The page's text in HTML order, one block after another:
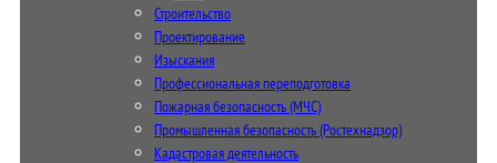
Строительство
Проектирование
Изыскания
Профессиональная переподготовка
Пожарная безопасность (МЧС)
Промышленная безопасность (Ростехнадзор)
Кадастровая деятельность